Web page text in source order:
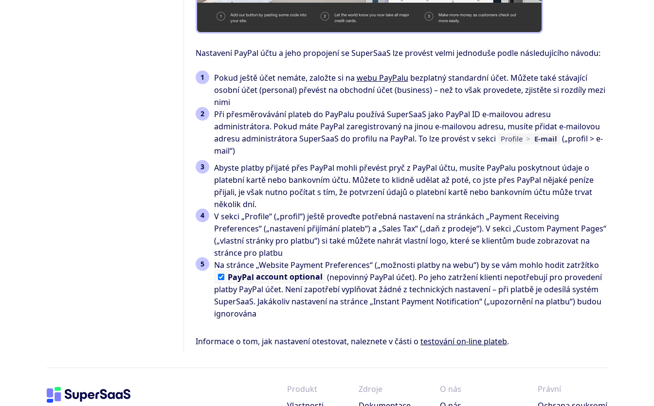
Nastavení PayPal účtu a jeho propojení se SuperSaaS lze provést velmi jednoduše podle následujícího návodu:
Pokud ještě účet nemáte, založte si na webu PayPalu bezplatný standardní účet. Můžete také stávající
osobní účet (personal) převést na obchodní účet (business) – než to však provedete, zjistěte si rozdíly mezi
nimi
Při přesměrovávání plateb do PayPalu používá SuperSaaS jako PayPal ID e-mailovou adresu
administrátora. Pokud máte PayPal zaregistrovaný na jinou e-mailovou adresu, musíte přidat e-mailovou
adresu administrátora SuperSaaS do profilu na PayPal. To lze provést v sekci Profile > E-mail („profil > e-
mail“)
Abyste platby přijaté přes PayPal mohli převést pryč z PayPal účtu, musíte PayPalu poskytnout údaje o
platební kartě nebo bankovním účtu. Můžete to klidně udělat až poté, co jste přes PayPal nějaké peníze
přijali, je však nutno počítat s tím, že potvrzení údajů o platební kartě nebo bankovním účtu může trvat
několik dní.
V sekci „Profile“ („profil“) ještě proveďte potřebná nastavení na stránkách „Payment Receiving
Preferences“ („nastavení přijímání plateb“) a „Sales Tax“ („daň z prodeje“). V sekci „Custom Payment Pages“
(„vlastní stránky pro platbu“) si také můžete nahrát vlastní logo, které se klientům bude zobrazovat na
stránce pro platbu
Na stránce „Website Payment Preferences“ („možnosti platby na webu“) by se vám mohlo hodit zatržítko
PayPal account optional (nepovinný PayPal účet). Po jeho zatržení klienti nepotřebují pro provedení
platby PayPal účet. Není zapotřebí vyplňovat žádné z technických nastavení – při platbě je odesílá systém
SuperSaaS. Jakákoliv nastavení na stránce „Instant Payment Notification“ („upozornění na platbu“) budou
ignorována
Informace o tom, jak nastavení otestovat, naleznete v části o testování on-line plateb.
Produkt
Zdroje
O nás
Právní